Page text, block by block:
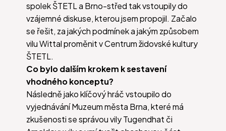
spolek ŠTETL a Brno-střed tak vstoupily do
vzájemné diskuse, kterou jsem propojil. Začalo
se řešit, za jakých podmínek a jakým způsobem
vilu Wittal proměnit v Centrum židovské kultury
ŠTETL.
Co bylo dalším krokem k sestavení
vhodného konceptu?
Následně jako klíčový hráč vstoupilo do
vyjednávání Muzeum města Brna, které má
zkušenosti se správou vily Tugendhat či